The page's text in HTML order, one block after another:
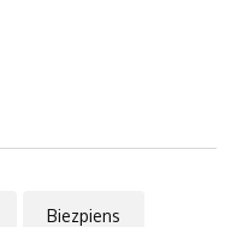
Biezpiens